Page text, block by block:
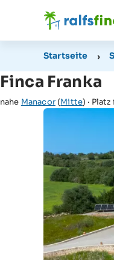
Startseite
Finca Franka
nahe Manacor(Mitte) ·